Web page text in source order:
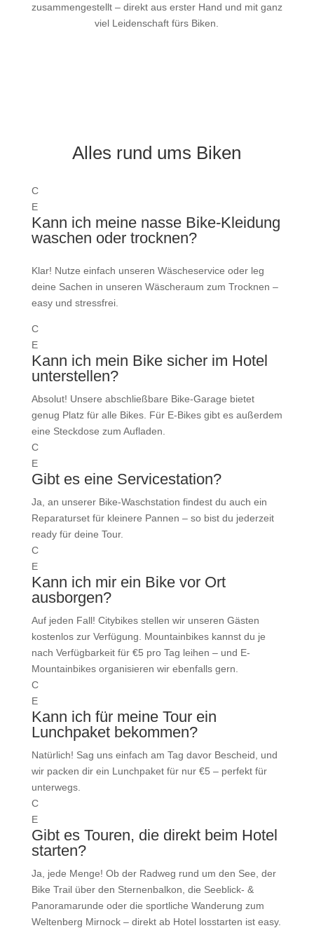
zusammengestellt – direkt aus erster Hand und mit ganz
viel Leidenschaft fürs Biken.
Alles rund ums Biken
C
E
Kann ich meine nasse Bike-Kleidung
waschen oder trocknen?
Klar! Nutze einfach unseren Wäscheservice oder leg
deine Sachen in unseren Wäscheraum zum Trocknen –
easy und stressfrei.
C
E
Kann ich mein Bike sicher im Hotel
unterstellen?
Absolut! Unsere abschließbare Bike-Garage bietet
genug Platz für alle Bikes. Für E-Bikes gibt es außerdem
eine Steckdose zum Aufladen.
C
E
Gibt es eine Servicestation?
Ja, an unserer Bike-Waschstation findest du auch ein
Reparaturset für kleinere Pannen – so bist du jederzeit
ready für deine Tour.
C
E
Kann ich mir ein Bike vor Ort
ausborgen?
Auf jeden Fall! Citybikes stellen wir unseren Gästen
kostenlos zur Verfügung. Mountainbikes kannst du je
nach Verfügbarkeit für €5 pro Tag leihen – und E-
Mountainbikes organisieren wir ebenfalls gern.
C
E
Kann ich für meine Tour ein
Lunchpaket bekommen?
Natürlich! Sag uns einfach am Tag davor Bescheid, und
wir packen dir ein Lunchpaket für nur €5 – perfekt für
unterwegs.
C
E
Gibt es Touren, die direkt beim Hotel
starten?
Ja, jede Menge! Ob der Radweg rund um den See, der
Bike Trail über den Sternenbalkon, die Seeblick- &
Panoramarunde oder die sportliche Wanderung zum
Weltenberg Mirnock – direkt ab Hotel losstarten ist easy.